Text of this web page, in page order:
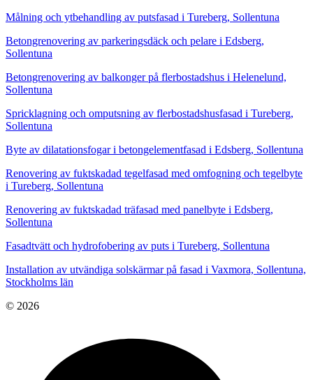
Målning och ytbehandling av putsfasad i Tureberg, Sollentuna
Betongrenovering av parkeringsdäck och pelare i Edsberg,
Sollentuna
Betongrenovering av balkonger på flerbostadshus i Helenelund,
Sollentuna
Spricklagning och omputsning av flerbostadshusfasad i Tureberg,
Sollentuna
Byte av dilatationsfogar i betongelementfasad i Edsberg, Sollentuna
Renovering av fuktskadad tegelfasad med omfogning och tegelbyte
i Tureberg, Sollentuna
Renovering av fuktskadad träfasad med panelbyte i Edsberg,
Sollentuna
Fasadtvätt och hydrofobering av puts i Tureberg, Sollentuna
Installation av utvändiga solskärmar på fasad i Vaxmora, Sollentuna,
Stockholms län
© 2026